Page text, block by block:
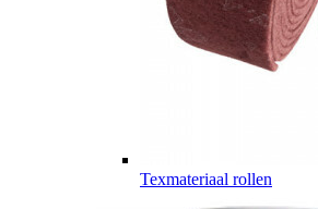
Texmateriaal rollen